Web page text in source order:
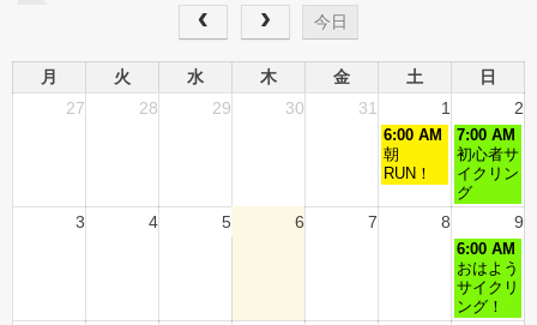
今日
月 火 水 木 金 土
日
27
28 29 30 31 1 2
6:00 AM
朝
RUN！
7:00 AM
初心者サ
イクリン
グ
3 4 5 6 7 8 9
6:00 AM
おはよう
サイクリ
ング！